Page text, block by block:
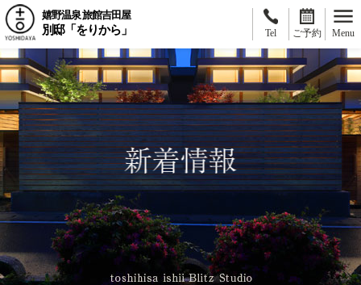
嬉野温泉 旅館吉田屋
別邸「をりから」 Tel ご予約 Menu